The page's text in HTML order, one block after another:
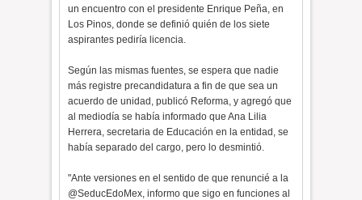
un encuentro con el presidente Enrique Peña, en
Los Pinos, donde se definió quién de los siete
aspirantes pediría licencia.
Según las mismas fuentes, se espera que nadie
más registre precandidatura a fin de que sea un
acuerdo de unidad, publicó Reforma, y agregó que
al mediodía se había informado que Ana Lilia
Herrera, secretaria de Educación en la entidad, se
había separado del cargo, pero lo desmintió.
"Ante versiones en el sentido de que renuncié a la
@SeducEdoMex, informo que sigo en funciones al